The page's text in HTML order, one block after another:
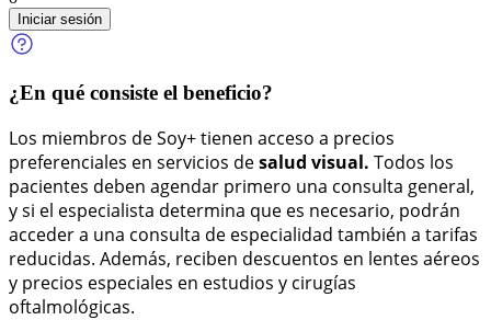
Iniciar sesión
¿En qué consiste el beneficio?
Los miembros de Soy+ tienen acceso a precios
preferenciales en servicios desalud visual. Todos los
pacientes deben agendar primero una consulta general,
y si el especialista determina que es necesario, podrán
acceder a una consulta de especialidad también a tarifas
reducidas. Además, reciben descuentos en lentes aéreos
y precios especiales en estudios y cirugías
oftalmológicas.